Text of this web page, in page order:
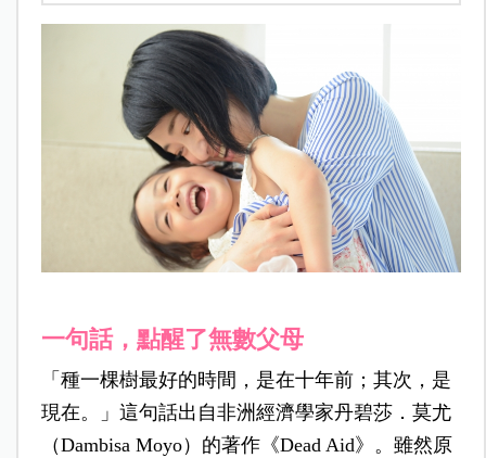
一句話，點醒了無數父母
「種一棵樹最好的時間，是在十年前；其次，是
現在。」這句話出自非洲經濟學家丹碧莎．莫尤
（Dambisa Moyo）的著作《Dead Aid》。雖然原